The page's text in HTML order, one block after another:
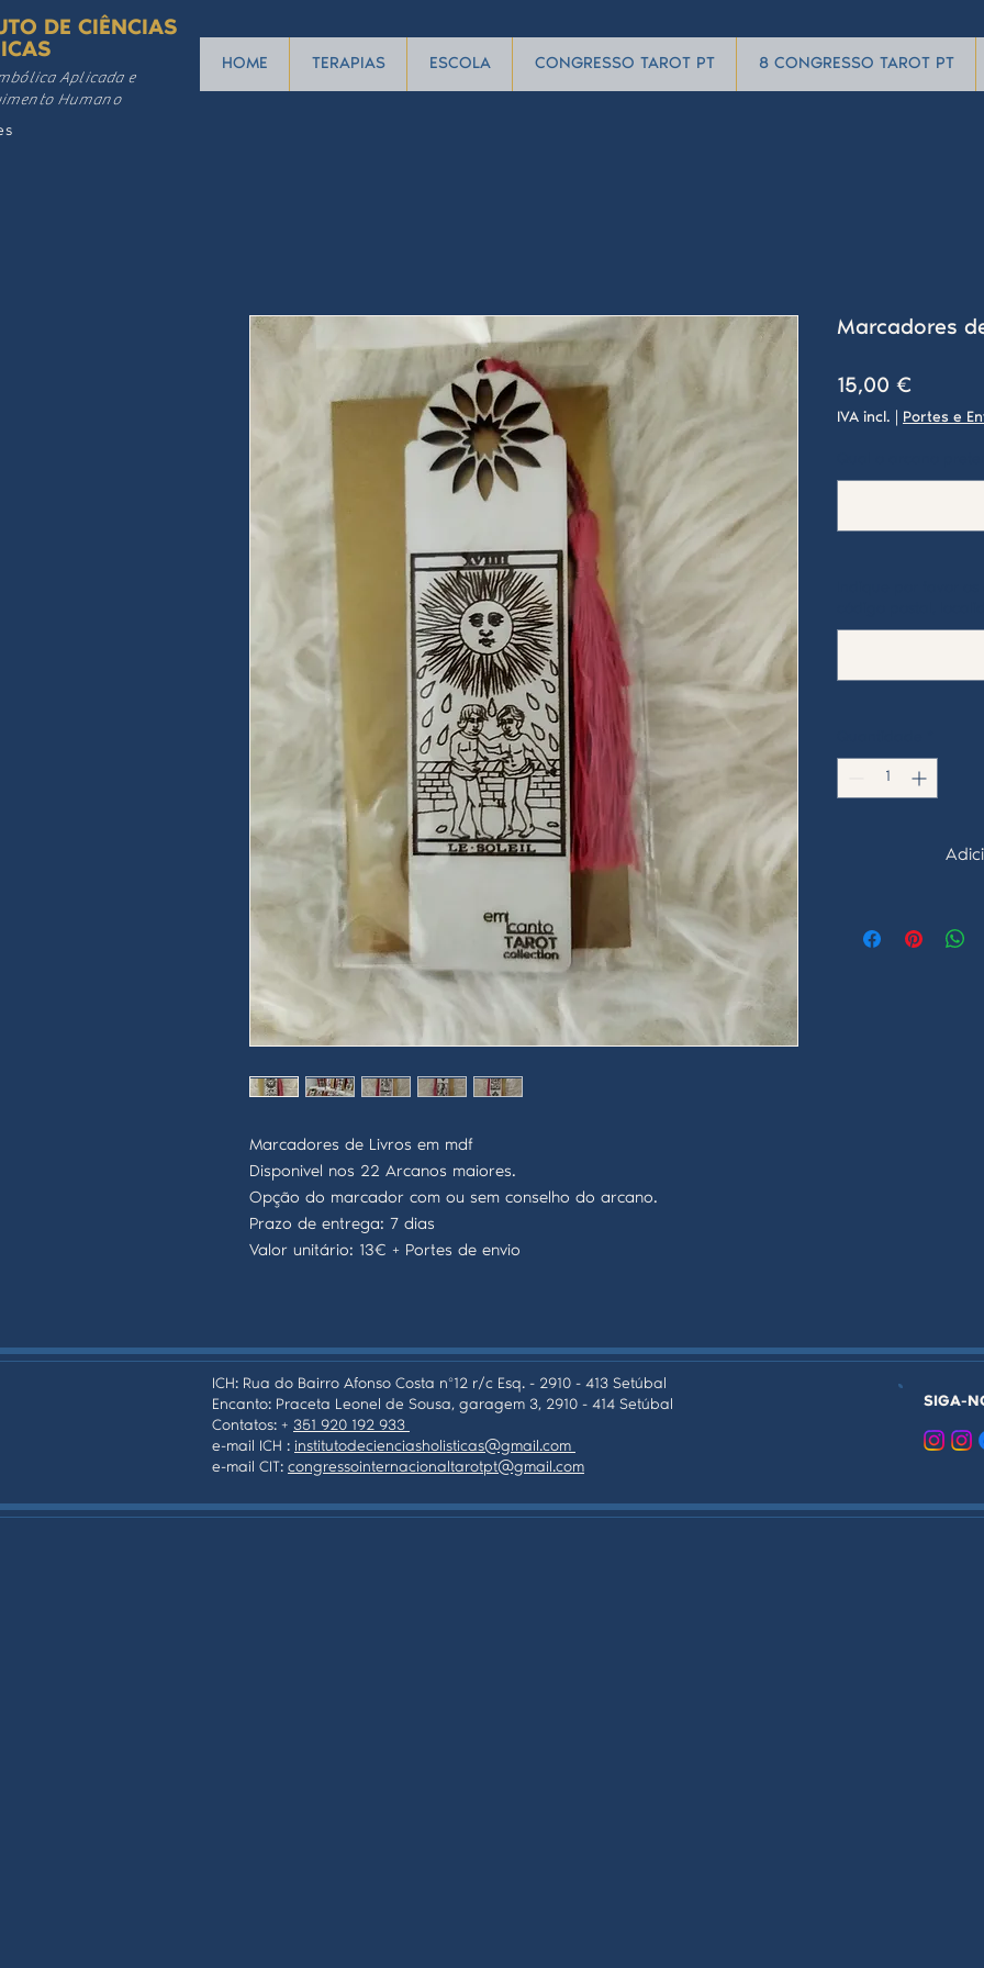
DE CIÊNCIAS
Aplicada e
Humano
HOME TERAPIAS ESCOLA CONGRESSO TAROT PT 8 CONGRESSO TAROT PT
Marcadores de Livros em mdf
Disponivel nos 22 Arcanos maiores.
Opção do marcador com ou sem conselho do arcano.
Prazo de entrega: 7 dias
Valor unitário: 13€ + Portes de envio
Marcadores
15,00 €Preço
IVA incl. Portes e
ICH: Rua do Bairro Afonso Costa nº12 r/c Esq. - 2910 - 413 Setúbal
Encanto: Praceta Leonel de Sousa, garagem 3, 2910 - 414 Setúbal
Contatos: + 351 920 192 933
e-mail ICH : institutodecienciasholisticas@gmail.com
e-mail CIT: congressointernacionaltarotpt@gmail.com
SIGA-